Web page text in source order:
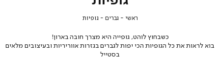
ראשי ראשי
גברים גברים
גופיותגופיות
כשבחוץ לוהט, גופייה היא מצרך חובה בארון!
בוא לראות את כל הגופיות הכי יפות לגברים בגזרות אווריריות ובעיצובים מלאים
בסטייל